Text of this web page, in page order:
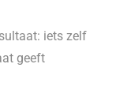
iets zelf
geeft